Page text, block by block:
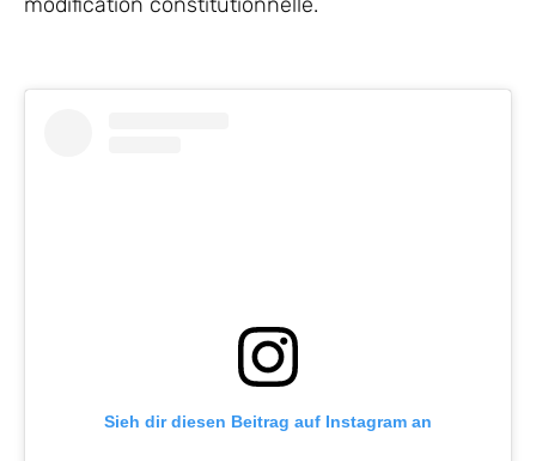
Sieh dir diesen Beitrag auf Instagram an